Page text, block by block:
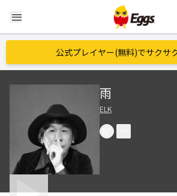
menu
公式プレイヤー(無料)でサクサ
雨
ELK